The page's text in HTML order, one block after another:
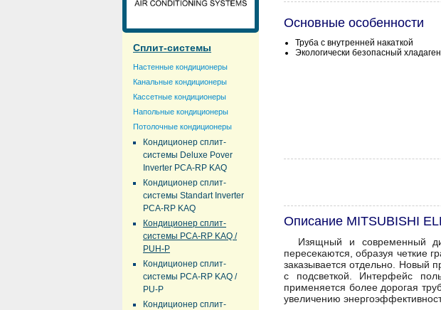
Сплит-системы
Настенные кондиционеры
Канальные кондиционеры
Кассетные кондиционеры
Напольные кондиционеры
Потолочные кондиционеры
Кондиционер сплит-
системы Deluxe Pover
Inverter PCA-RP KAQ
Кондиционер сплит-
системы Standart Inverter
PCA-RP KAQ
Кондиционер сплит-
системы PCA-RP KAQ /
PUH-P
Кондиционер сплит-
системы PCA-RP KAQ /
PU-P
Кондиционер сплит-
Основные особенности
Труба с внутренней накаткой
Экологически безопасный
Описание MITSUBISHI
Изящный и современный
пересекаются, образуя четкие
заказывается отдельно. Новый
с подсветкой. Интерфейс
применяется более дорогая
увеличению